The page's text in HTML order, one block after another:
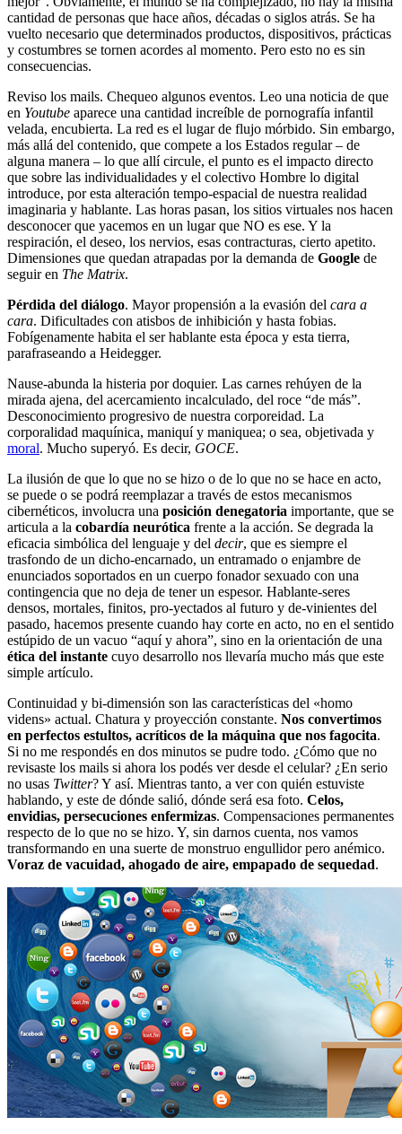
cantidad de personas que hace años, décadas o siglos atrás. Se ha
vuelto necesario que determinados productos, dispositivos, prácticas
y costumbres se tornen acordes al momento. Pero esto no es sin
consecuencias.
Reviso los mails. Chequeo algunos eventos. Leo una noticia de que
en Youtube aparece una cantidad increíble de pornografía infantil
velada, encubierta. La red es el lugar de flujo mórbido. Sin embargo,
más allá del contenido, que compete a los Estados regular – de
alguna manera – lo que allí circule, el punto es el impacto directo
que sobre las individualidades y el colectivo Hombre lo digital
introduce, por esta alteración tempo-espacial de nuestra realidad
imaginaria y hablante. Las horas pasan, los sitios virtuales nos hacen
desconocer que yacemos en un lugar que NO es ese. Y la
respiración, el deseo, los nervios, esas contracturas, cierto apetito.
Dimensiones que quedan atrapadas por la demanda de Google de
seguir en The Matrix.
Pérdida del diálogo. Mayor propensión a la evasión del cara a
cara. Dificultades con atisbos de inhibición y hasta fobias.
Fobígenamente habita el ser hablante esta época y esta tierra,
parafraseando a Heidegger.
Nause-abunda la histeria por doquier. Las carnes rehúyen de la
mirada ajena, del acercamiento incalculado, del roce “de más”.
Desconocimiento progresivo de nuestra corporeidad. La
corporalidad maquínica, maniquí y maniquea; o sea, objetivada y
moral. Mucho superyó. Es decir, GOCE.
La ilusión de que lo que no se hizo o de lo que no se hace en acto,
se puede o se podrá reemplazar a través de estos mecanismos
cibernéticos, involucra una posición denegatoria importante, que se
articula a la cobardía neurótica frente a la acción. Se degrada la
eficacia simbólica del lenguaje y del decir, que es siempre el
trasfondo de un dicho-encarnado, un entramado o enjambre de
enunciados soportados en un cuerpo fonador sexuado con una
contingencia que no deja de tener un espesor. Hablante-seres
densos, mortales, finitos, pro-yectados al futuro y de-vinientes del
pasado, hacemos presente cuando hay corte en acto, no en el sentido
estúpido de un vacuo “aquí y ahora”, sino en la orientación de una
ética del instante cuyo desarrollo nos llevaría mucho más que este
simple artículo.
Continuidad y bi-dimensión son las características del «homo
videns» actual. Chatura y proyección constante. Nos convertimos
en perfectos estultos, acríticos de la máquina que nos fagocita.
Si no me respondés en dos minutos se pudre todo. ¿Cómo que no
revisaste los mails si ahora los podés ver desde el celular? ¿En serio
no usas Twitter? Y así. Mientras tanto, a ver con quién estuviste
hablando, y este de dónde salió, dónde será esa foto. Celos,
envidias, persecuciones enfermizas. Compensaciones permanentes
respecto de lo que no se hizo. Y, sin darnos cuenta, nos vamos
transformando en una suerte de monstruo engullidor pero anémico.
Voraz de vacuidad, ahogado de aire, empapado de sequedad.